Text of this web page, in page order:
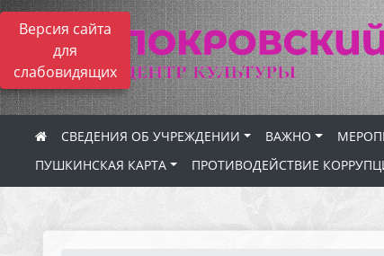
Версия сайта
для
слабовидящих
СВЕДЕНИЯ ОБ УЧРЕЖДЕНИИ ВАЖНО
ПУШКИНСКАЯ КАРТА
ПРОТИВОДЕЙСТВИЕ